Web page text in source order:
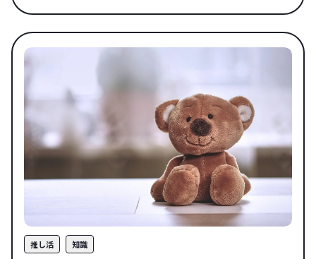
きる情報メディアを厳選紹介します。生活の質を高める情報を、
必要なときにすぐ取りにいけるよう、ぜひブックマークしておき
の中には、「誰かに聞きたいけど、身近に相談できない」「ネッ
トの情報が多すぎて迷う」といった場面がたくさんあります。そ
んなときに役立つのが、信頼性のある情報をわかりやすく届けて
くれる暮らし系メディアです。ジャンルごとの専門知識、実体験
に基づくレビュー、比較や選び方のポイントなど、実生活にすぐ
役立つ“知恵とヒント”を集めたメディアは、暮らしの不安や迷い
を解消する心強い味方になってくれます。信頼できる暮らし系メ
ディアを活用することで、正しい知識が得られ、判断に迷わず、
ムダを減らしながら暮らしを豊かにするアイデアに出会えるた
推し活 知識